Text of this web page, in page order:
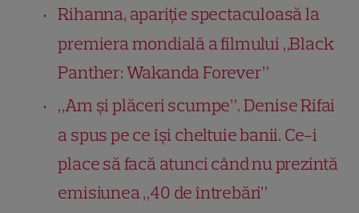
Rihanna, apariție spectaculoasă la
premiera mondială a filmului „Black
Panther: Wakanda Forever”
„Am și plăceri scumpe”. Denise Rifai
a spus pe ce își cheltuie banii. Ce-i
place să facă atunci când nu prezintă
emisiunea „40 de întrebări”